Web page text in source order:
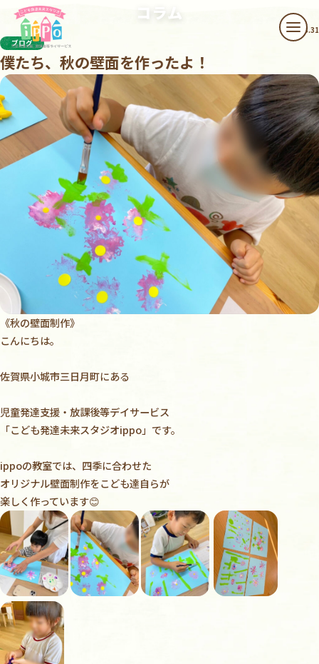
本文へスキップ
メニ
コラム
2022.08.31
ブログ
僕たち、秋の壁面を作ったよ！
《秋の壁面制作》
こんにちは。
佐賀県小城市三日月町にある
児童発達支援・放課後等デイサービス
「こども発達未来スタジオippo」です。
ippoの教室では、四季に合わせた
オリジナル壁面制作をこども達自らが
楽しく作っています😊